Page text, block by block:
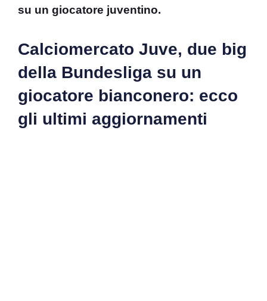
su un giocatore juventino.
Calciomercato Juve, due big
della Bundesliga su un
giocatore bianconero: ecco
gli ultimi aggiornamenti